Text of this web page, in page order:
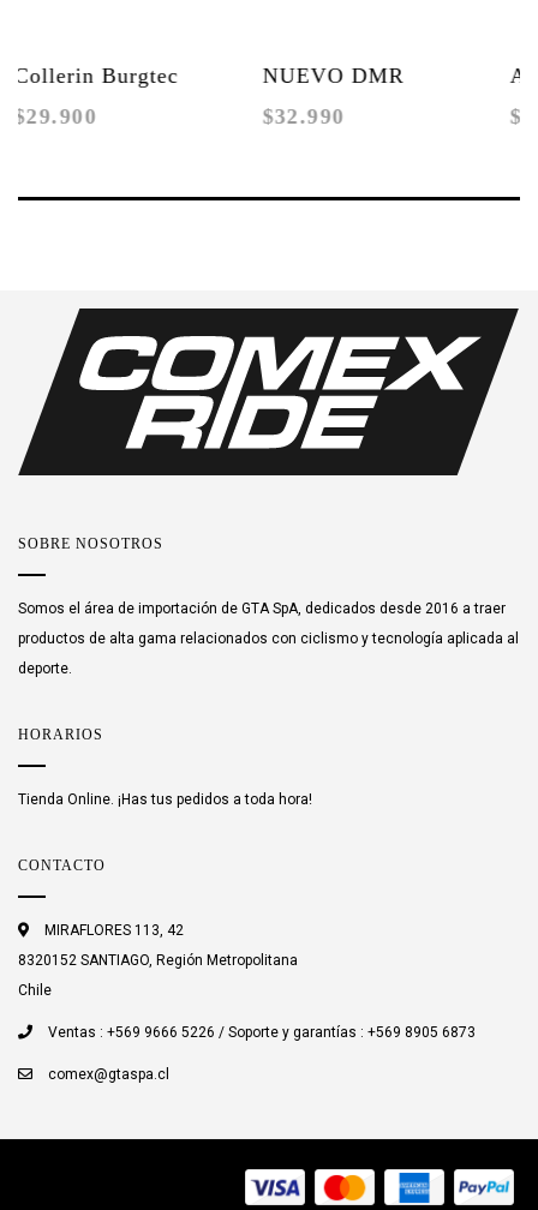
Collerin Burgtec
[PRODUCTO
$29.900
NUEVO DMR
DEATHGRIP 2
$32.990
SOBRE NOSOTROS
Somos el área de importación de GTA SpA, dedicados desde 2016 a traer
productos de alta gama relacionados con ciclismo y tecnología aplicada al
deporte.
HORARIOS
Tienda Online. ¡Has tus pedidos a toda hora!
CONTACTO
MIRAFLORES 113, 42
8320152 SANTIAGO, Región Metropolitana
Chile
Ventas : +569 9666 5226 / Soporte y garantías : +569 8905 6873
comex@gtaspa.cl